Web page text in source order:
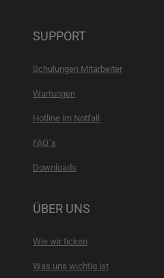
SUPPORT
Schulungen Mitarbeiter
Wartungen
Hotline im Notfall
FAQ´s
Downloads
ÜBER UNS
Wie wir ticken
Was uns wichtig ist